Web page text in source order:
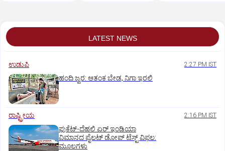
LATEST NEWS
ಉಡುಪಿ 2:27 PM IST
ಹಂದಿ ಜ್ವರ: ಆತಂಕ ಬೇಡ, ನಿಗಾ ಇರಲಿ
ರಾಷ್ಟ್ರೀಯ 2:16 PM IST
ಫುಕೆಟ್‌-ದೆಹಲಿ ಏರ್‌ ಇಂಡಿಯಾ
ವಿಮಾನದ ಪೈಲಟ್‌ ಡೋಪ್‌ ಟೆಸ್ಟ್‌ ವಿಫಲ:
ಮೂಲಗಳು